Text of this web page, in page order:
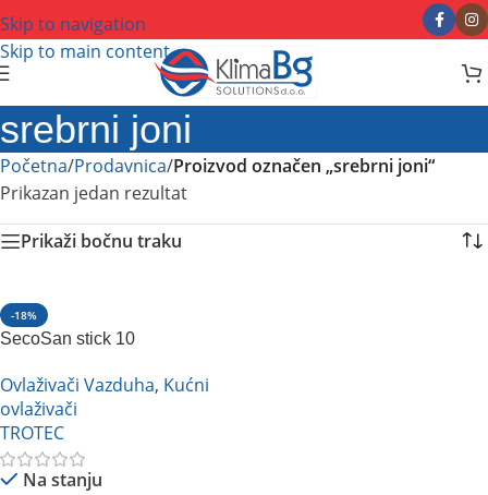
Skip to navigation
Skip to main content
srebrni joni
Početna/Prodavnica/Proizvod označen „srebrni joni“
Prikazan jedan rezultat
Prikaži bočnu traku
-18%
SecoSan stick 10
Ovlaživači Vazduha, Kućni
ovlaživači
TROTEC
Na stanju